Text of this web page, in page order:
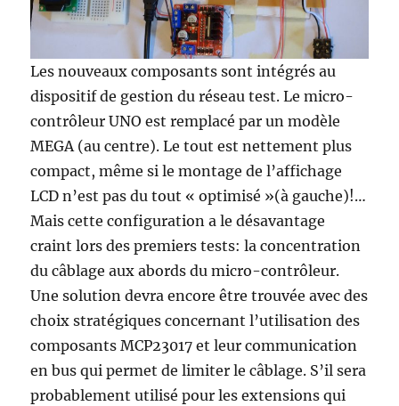
Les nouveaux composants sont intégrés au
dispositif de gestion du réseau test. Le micro-
contrôleur UNO est remplacé par un modèle
MEGA (au centre). Le tout est nettement plus
compact, même si le montage de l’affichage
LCD n’est pas du tout « optimisé »(à gauche)!…
Mais cette configuration a le désavantage
craint lors des premiers tests: la concentration
du câblage aux abords du micro-contrôleur.
Une solution devra encore être trouvée avec des
choix stratégiques concernant l’utilisation des
composants MCP23017 et leur communication
en bus qui permet de limiter le câblage. S’il sera
probablement utilisé pour les extensions qui